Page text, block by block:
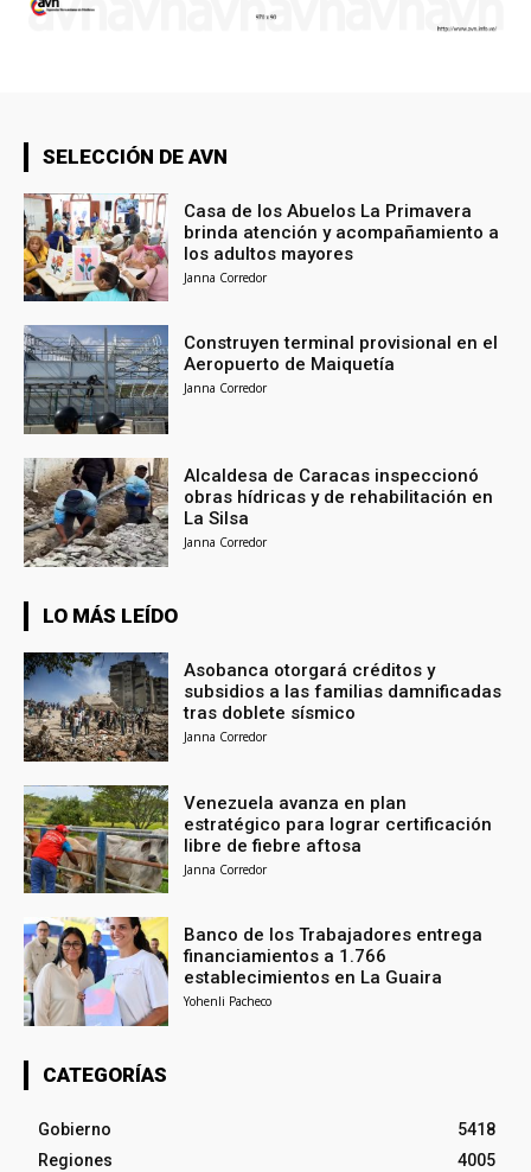
SELECCIÓN DE AVN
Casa de los Abuelos La Primavera
brinda atención y acompañamiento a
los adultos mayores
Janna Corredor
Construyen terminal provisional en el
Aeropuerto de Maiquetía
Janna Corredor
Alcaldesa de Caracas inspeccionó
obras hídricas y de rehabilitación en
La Silsa
Janna Corredor
LO MÁS LEÍDO
Asobanca otorgará créditos y
subsidios a las familias damnificadas
tras doblete sísmico
Janna Corredor
Venezuela avanza en plan
estratégico para lograr certificación
libre de fiebre aftosa
Janna Corredor
Banco de los Trabajadores entrega
financiamientos a 1.766
establecimientos en La Guaira
Yohenli Pacheco
CATEGORÍAS
Gobierno
5418
Regiones
4005